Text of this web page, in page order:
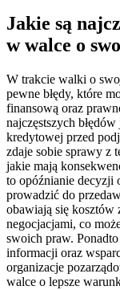
Jakie są
w walce o
W trakcie walki o
pewne błędy, które
finansową oraz
najczęstszych
kredytowej przed
zdaje sobie sprawy z
jakie mają
to opóźnianie decyzji
prowadzić do
obawiają się kosztów
negocjacjami, co
swoich praw.
informacji oraz
organizacje
walce o lepsze